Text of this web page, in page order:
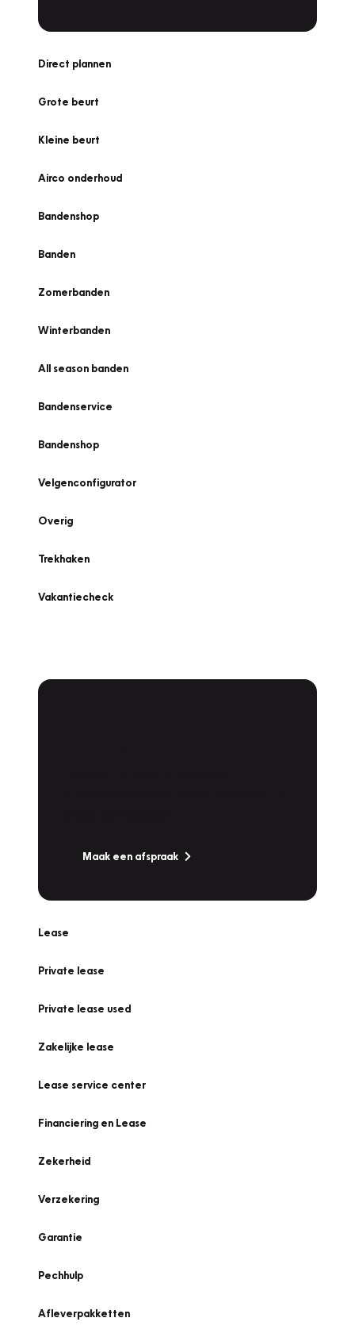
Direct plannen
Grote beurt
Kleine beurt
Airco onderhoud
Bandenshop
Banden
Zomerbanden
Winterbanden
All season banden
Bandenservice
Bandenshop
Velgenconfigurator
Overig
Trekhaken
Vakantiecheck
Maak een afspraak
Lease
Private lease
Private lease used
Zakelijke lease
Lease service center
Financiering en Lease
Zekerheid
Verzekering
Garantie
Pechhulp
Afleverpakketten